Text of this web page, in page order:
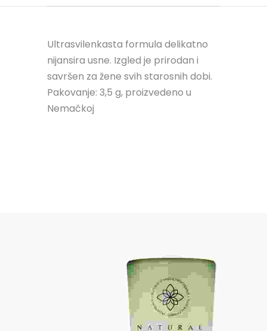
Ultrasvilenkasta formula delikatno
nijansira usne. Izgled je prirodan i
savršen za žene svih starosnih dobi.
Pakovanje: 3,5 g, proizvedeno u
Nemačkoj